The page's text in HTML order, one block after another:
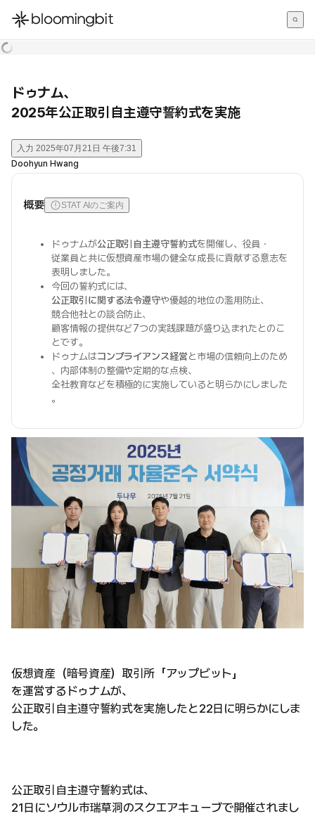
한국어
ドゥナム、
2025年公正取引自主遵守誓約式を実施
入力 2025年07月21日 午後7:31
Doohyun Hwang
概要 STAT AIのご案内
ドゥナムが公正取引自主遵守誓約式を開催し、役員・
従業員と共に仮想資産市場の健全な成長に貢献する意志を
表明しました。
今回の誓約式には、
公正取引に関する法令遵守や優越的地位の濫用防止、
競合他社との談合防止、
顧客情報の提供など7つの実践課題が盛り込まれたとのこ
とです。
ドゥナムはコンプライアンス経営と市場の信頼向上のため
、内部体制の整備や定期的な点検、
全社教育などを積極的に実施していると明らかにしました
。
仮想資産（暗号資産）取引所「アップビット」
を運営するドゥナムが、
公正取引自主遵守誓約式を実施したと22日に明らかにしま
した。
公正取引自主遵守誓約式は、
21日にソウル市瑞草洞のスクエアキューブで開催されまし